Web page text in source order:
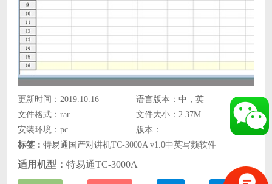
更新时间：2019.10.16
语言版本：中，英
文件格式：rar
文件大小：2.37M
安装环境：pc
版本：
标签：特易通国产对讲机TC-3000A v1.0中英写频软件
适用机型：特易通TC-3000A